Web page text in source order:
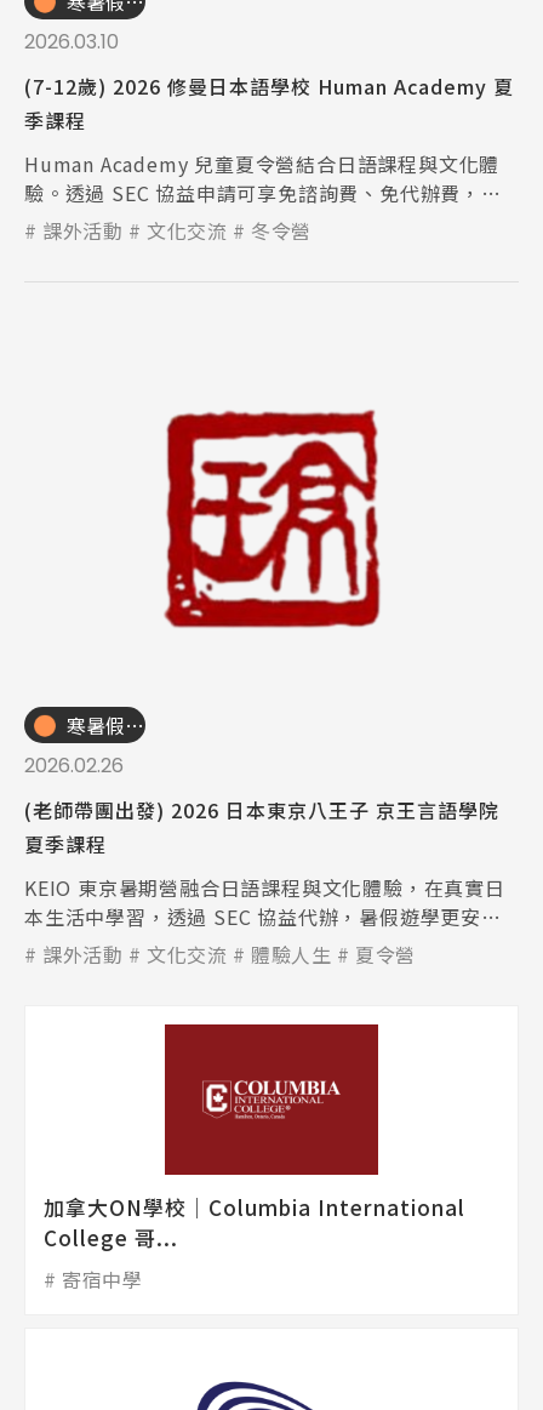
2026.03.10
(7-12歲) 2026 修曼日本語學校 Human Academy 夏
季課程
Human Academy 兒童夏令營結合日語課程與文化體
驗。透過 SEC 協益申請可享免諮詢費、免代辦費，安
心規劃日本寒假營隊。
課外活動 文化交流 冬令營
寒暑假遊學團
2026.02.26
(老師帶團出發) 2026 日本東京八王子 京王言語學院
夏季課程
KEIO 東京暑期營融合日語課程與文化體驗，在真實日
本生活中學習，透過 SEC 協益代辦，暑假遊學更安
心。課外活動 文化交流 體驗人生 夏令營
加拿大ON學校│Columbia International
College 哥...
寄宿中學